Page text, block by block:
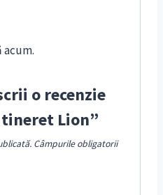
acum.
o recenzie
Lion”
Câmpurile obligatorii